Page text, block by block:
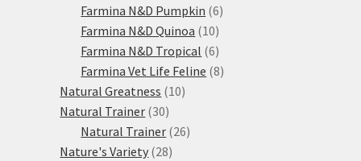
produktů
Farmina N&D Pumpkin 66
Farmina N&D Quinoa 1010
produktů
Farmina N&D Tropical 66
produktů
Farmina Vet Life Feline 88
Natural Greatness 1010
Natural Trainer 3030
produktů
Natural Trainer 2626
Nature's Variety 2828